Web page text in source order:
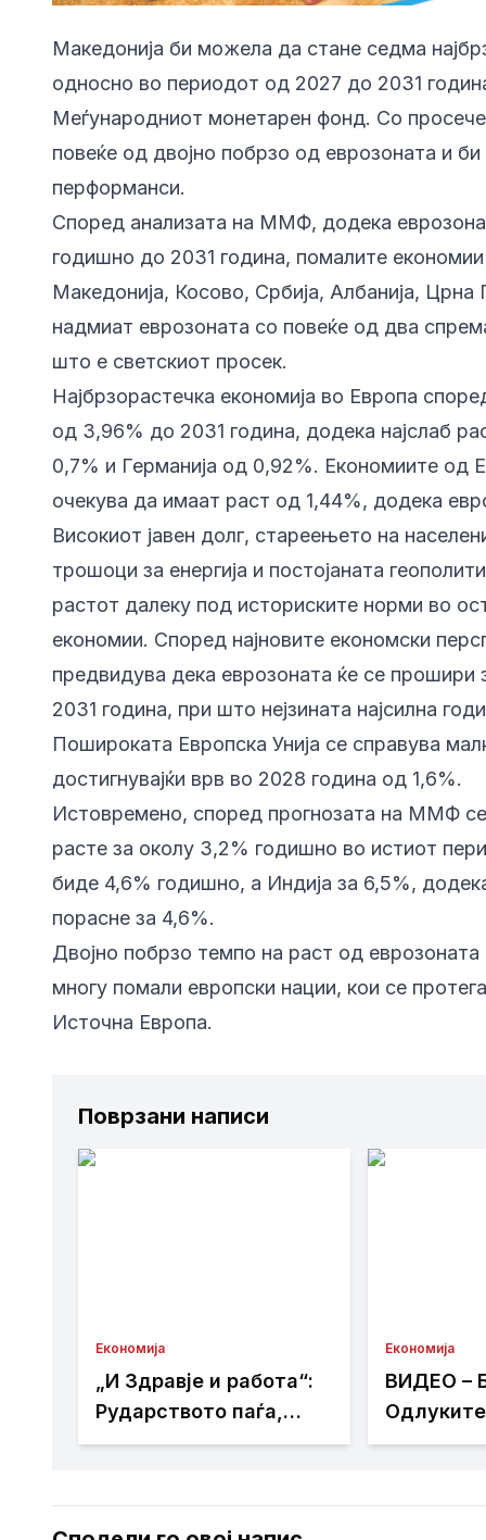
Македонија би можела да стане седма
односно во периодот од 2027 до 2031
Меѓународниот монетарен фонд. Со
повеќе од двојно побрзо од еврозоната и
перформанси.
Според анализата на ММФ, додека
годишно до 2031 година, помалите
Македонија, Косово, Србија, Албанија, Црна
надмиат еврозоната со повеќе од два
што е светскиот просек.
Најбрзорастечка економија во Европа
од 3,96% до 2031 година, додека најслаб
0,7% и Германија од 0,92%. Економиите од
очекува да имаат раст од 1,44%, додека
Високиот јавен долг, стареењето на
трошоци за енергија и постојаната
растот далеку под историските норми во
економии. Според најновите економски
предвидува дека еврозоната ќе се
2031 година, при што нејзината најсилна
Пошироката Европска Унија се справува
достигнувајќи врв во 2028 година од 1,6%.
Истовремено, според прогнозата на ММФ
расте за околу 3,2% годишно во истиот
биде 4,6% годишно, а Индија за 6,5%,
порасне за 4,6%.
Двојно побрзо темпо на раст од
многу помали европски нации, кои се
Источна Европа.
Поврзани написи
Економија
„И Здравје и работа“:
Рударството паѓа,
инвестициите стојат –
ослободи развојниот
потенцијал на
Економија
ВИДЕО –
анализи